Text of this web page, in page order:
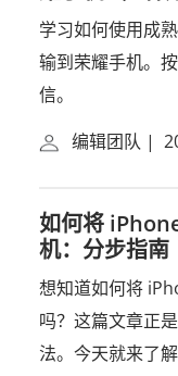
学习如何使用成
输到荣耀手机。
信。
编辑团队 |
如何将
机：分步指南
想知道如何将
吗？这篇文章正
法。今天就来了